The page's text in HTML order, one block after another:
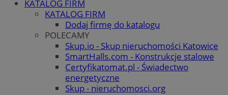
KATALOG FIRM
KATALOG FIRM
Dodaj firmę do katalogu
POLECAMY
Skup.io - Skup nieruchomości Katowice
SmartHalls.com - Konstrukcje stalowe
Certyfikatomat.pl - Świadectwo
energetyczne
Skup - nieruchomosci.org